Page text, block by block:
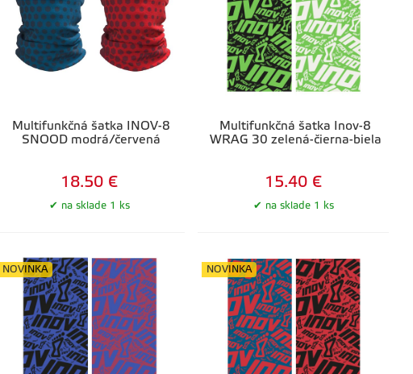
Multifunkčná šatka INOV-8
SNOOD modrá/červená
na sklade 1 ks
18.50 €
Multifunkčná šatka Inov-8
WRAG 30 zelená-čierna-biela
na sklade 1 ks
15.40 €
NOVINKA NOVINKA